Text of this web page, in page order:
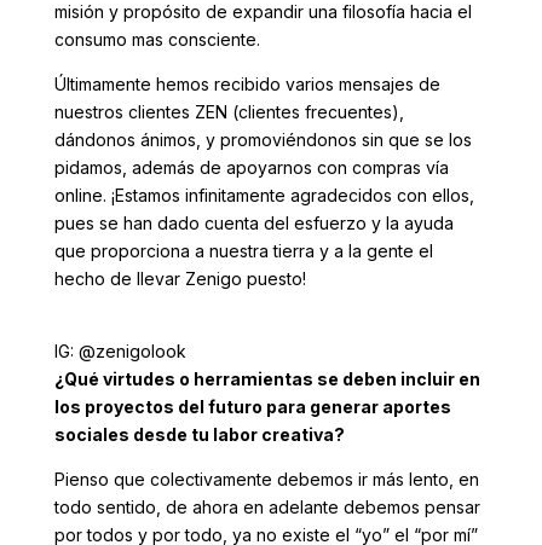
misión y propósito de expandir una filosofía hacia el
consumo mas consciente.
Últimamente hemos recibido varios mensajes de
nuestros clientes ZEN (clientes frecuentes),
dándonos ánimos, y promoviéndonos sin que se los
pidamos, además de apoyarnos con compras vía
online. ¡Estamos infinitamente agradecidos con ellos,
pues se han dado cuenta del esfuerzo y la ayuda
que proporciona a nuestra tierra y a la gente el
hecho de llevar Zenigo puesto!
IG: @zenigolook
¿Qué virtudes o herramientas se deben incluir en
los proyectos del futuro para generar aportes
sociales desde tu labor creativa?
Pienso que colectivamente debemos ir más lento, en
todo sentido, de ahora en adelante debemos pensar
por todos y por todo, ya no existe el “yo” el “por mí”